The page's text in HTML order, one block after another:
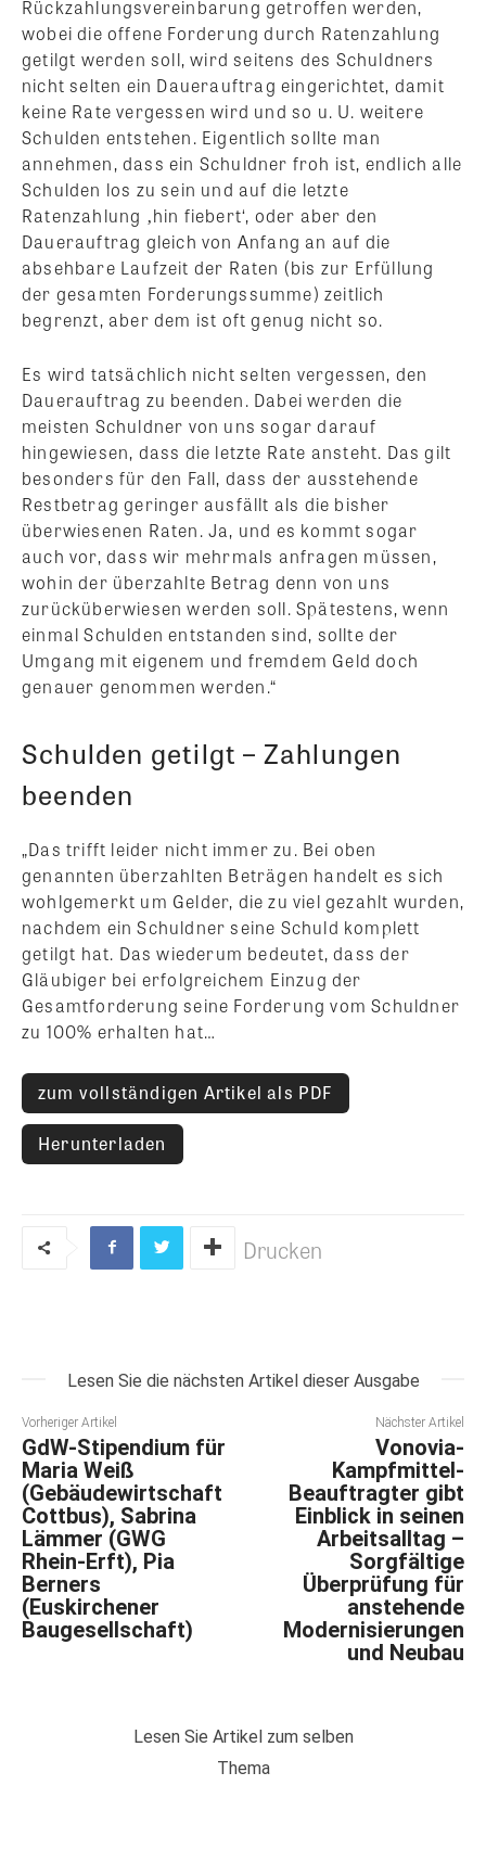
Rückzahlungsvereinbarung getroffen werden,
wobei die offene Forderung durch Ratenzahlung
getilgt werden soll, wird seitens des Schuldners
nicht selten ein Dauerauftrag eingerichtet, damit
keine Rate vergessen wird und so u. U. weitere
Schulden entstehen. Eigentlich sollte man
annehmen, dass ein Schuldner froh ist, endlich alle
Schulden los zu sein und auf die letzte
Ratenzahlung ‚hin fiebert‘, oder aber den
Dauerauftrag gleich von Anfang an auf die
absehbare Laufzeit der Raten (bis zur Erfüllung
der gesamten Forderungssumme) zeitlich
begrenzt, aber dem ist oft genug nicht so.
Es wird tatsächlich nicht selten vergessen, den
Dauerauftrag zu beenden. Dabei werden die
meisten Schuldner von uns sogar darauf
hingewiesen, dass die letzte Rate ansteht. Das gilt
besonders für den Fall, dass der ausstehende
Restbetrag geringer ausfällt als die bisher
überwiesenen Raten. Ja, und es kommt sogar
auch vor, dass wir mehrmals anfragen müssen,
wohin der überzahlte Betrag denn von uns
zurücküberwiesen werden soll. Spätestens, wenn
einmal Schulden entstanden sind, sollte der
Umgang mit eigenem und fremdem Geld doch
genauer genommen werden.“
Schulden getilgt – Zahlungen
beenden
„Das trifft leider nicht immer zu. Bei oben
genannten überzahlten Beträgen handelt es sich
wohlgemerkt um Gelder, die zu viel gezahlt wurden,
nachdem ein Schuldner seine Schuld komplett
getilgt hat. Das wiederum bedeutet, dass der
Gläubiger bei erfolgreichem Einzug der
Gesamtforderung seine Forderung vom Schuldner
zu 100% erhalten hat…
zum vollständigen Artikel als PDF
Herunterladen
Drucken
Lesen Sie die nächsten Artikel dieser Ausgabe
Vorheriger Artikel
GdW-Stipendium für
Maria Weiß
(Gebäudewirtschaft
Cottbus), Sabrina
Lämmer (GWG
Rhein-Erft), Pia
Berners
(Euskirchener
Baugesellschaft)
Nächster Artikel
Vonovia-
Kampfmittel-
Beauftragter gibt
Einblick in seinen
Arbeitsalltag –
Sorgfältige
Überprüfung für
anstehende
Modernisierungen
und Neubau
Lesen Sie Artikel zum selben
Thema